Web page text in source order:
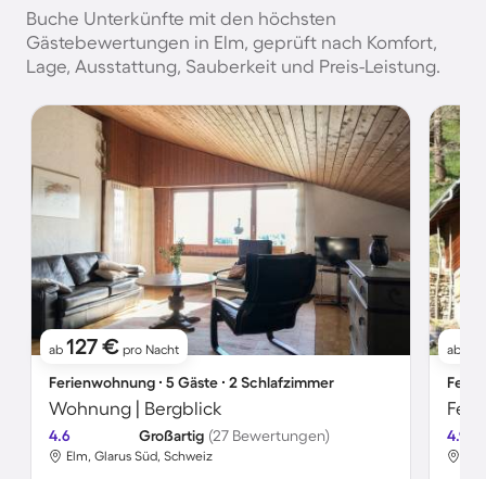
Buche Unterkünfte mit den höchsten
Gästebewertungen in Elm, geprüft nach Komfort,
Lage, Ausstattung, Sauberkeit und Preis-Leistung.
ab 127 € pro Nacht
Ferienwohnung ∙ 5 Gäste ∙ 2 Schlafzimmer
Wohnung | Bergblick
4.6 Großartig (27 Bewertungen)
Elm, Glarus Süd, Schweiz
ab
4.9